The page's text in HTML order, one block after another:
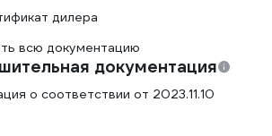
дилера
всю документацию
документация
о соответствии от 2023.11.10